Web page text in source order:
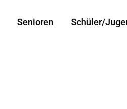
Senioren Schüler/